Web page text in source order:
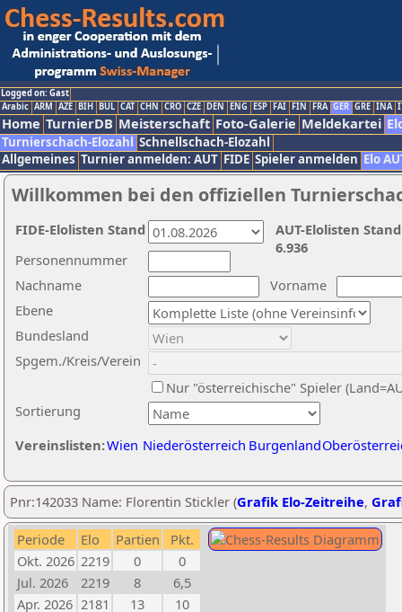
Logged on: Gast
Arabic ARM AZE BIH BUL CAT CHN CRO CZE DEN ENG ESP FAI FIN FRA GER GRE INA
Home TurnierDB Meisterschaft Foto-Galerie Meldekartei
Turnierschach-Elozahl Schnellschach-Elozahl
Allgemeines Turnier anmelden: AUT FIDE Spieler anmelden Elo
Willkommen bei den offiziellen
Nachname
Vorname
Ebene
Sortierung
Personennummer
Bundesland
Spgem./Kreis/Verein
Nur "österreichische" Spieler
Vereinslisten:Wien Niederösterreich Burgenland
AUT-Elolisten
6.936
FIDE-Elolisten Stand
Pnr:142033 Name: Florentin Stickler (Grafik Elo-Zeitreihe,
Periode Elo Partien
Pkt.
Okt. 2026 2219 0
0
Jul. 2026
2219 8
6,5
Apr. 2026 2181 13
10